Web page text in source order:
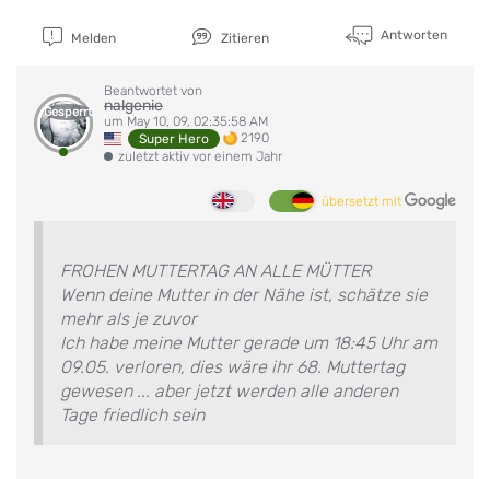
Melden Zitieren Antworten
Gesperrt
Beantwortet von
nalgenie
um May 10, 09, 02:35:58 AM
Super Hero
2190
zuletzt aktiv vor einem Jahr
übersetzt mit
FROHEN MUTTERTAG AN ALLE MÜTTER
Wenn deine Mutter in der Nähe ist, schätze sie
mehr als je zuvor
Ich habe meine Mutter gerade um 18:45 Uhr am
09.05. verloren, dies wäre ihr 68. Muttertag
gewesen ... aber jetzt werden alle anderen
Tage friedlich sein